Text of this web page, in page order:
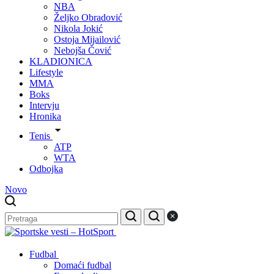
NBA
Željko Obradović
Nikola Jokić
Ostoja Mijailović
Nebojša Čović
KLADIONICA
Lifestyle
MMA
Boks
Intervju
Hronika
Tenis
ATP
WTA
Odbojka
Novo
Fudbal
Domaći fudbal